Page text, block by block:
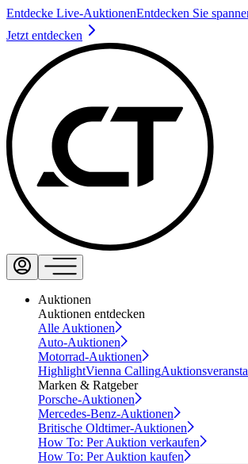
Entdecke Live-AuktionenEntdecken Sie
Jetzt entdecken
Auktionen
Auktionen entdecken
Alle Auktionen
Auto-Auktionen
Motorrad-Auktionen
HighlightVienna Calling
Marken & Ratgeber
Porsche-Auktionen
Mercedes-Benz-Auktionen
Britische Oldtimer-Auktionen
How To: Per Auktion verkaufen
How To: Per Auktion kaufen